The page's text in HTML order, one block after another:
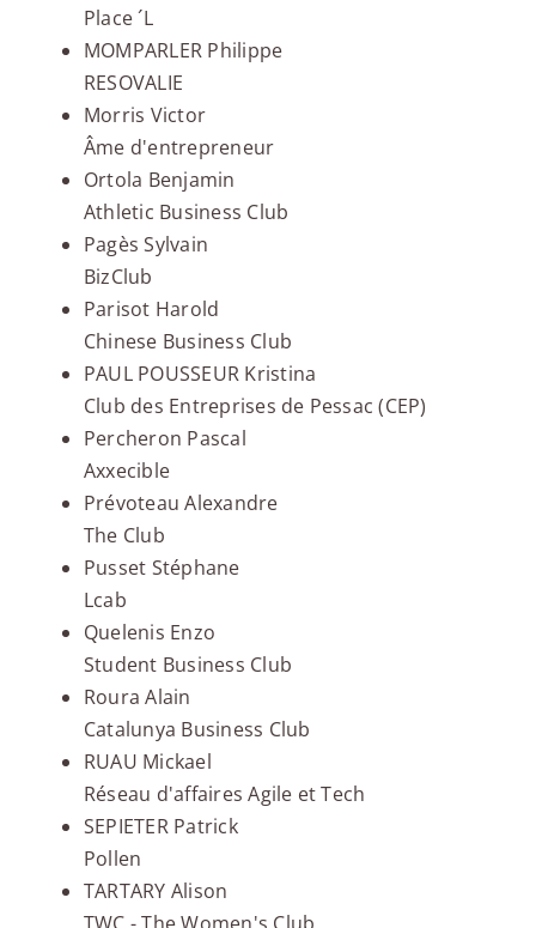
Place ´L
MOMPARLER Philippe
RESOVALIE
Morris Victor
Âme d'entrepreneur
Ortola Benjamin
Athletic Business Club
Pagès Sylvain
BizClub
Parisot Harold
Chinese Business Club
PAUL POUSSEUR Kristina
Club des Entreprises de Pessac (CEP)
Percheron Pascal
Axxecible
Prévoteau Alexandre
The Club
Pusset Stéphane
Lcab
Quelenis Enzo
Student Business Club
Roura Alain
Catalunya Business Club
RUAU Mickael
Réseau d'affaires Agile et Tech
SEPIETER Patrick
Pollen
TARTARY Alison